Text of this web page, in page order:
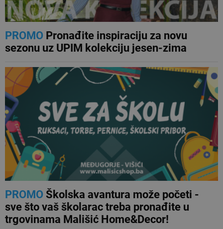
PROMOPronađite inspiraciju za novu
sezonu uz UPIM kolekciju jesen-zima
PROMOŠkolska avantura može početi -
sve što vaš školarac treba pronađite u
trgovinama Mališić Home&Decor!